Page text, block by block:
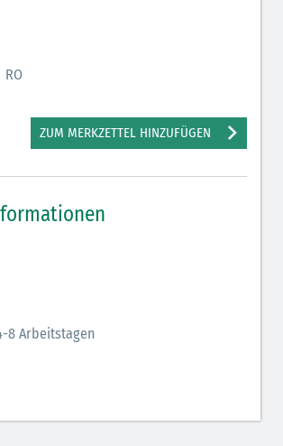
grün)
pink)
(grün-blau)
(braun-gelb)
RO
ZUM MERKZETTEL HINZUFÜGEN
8 Arbeitstagen